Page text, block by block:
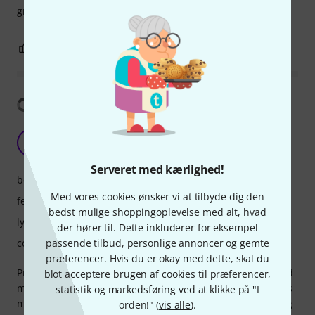
Serveret med kærlighed!
Med vores cookies ønsker vi at tilbyde dig den
bedst mulige shoppingoplevelse med alt, hvad
der hører til. Dette inkluderer for eksempel
passende tilbud, personlige annoncer og gemte
præferencer. Hvis du er okay med dette, skal du
blot acceptere brugen af cookies til præferencer,
statistik og markedsføring ved at klikke på "I
orden!" (vis alle).
granted it sounds like a cult
ANMELD BEDØMMELSE
Pro-Grade Workflow
Pro Tools Studio is rock-solid for composing, recording, and
mixing. I’ve been using it for over 13 years, and it never lets
me down. The tools, plugins, and workflow keep everything
betjening
features
lyd/kvalitet
computerbelastning